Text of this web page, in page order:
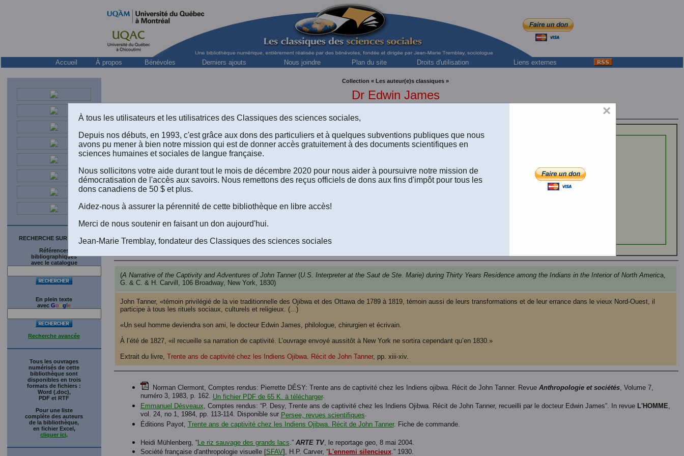
Accueil À propos Bénévoles Derniers ajouts Nous joindre Plan du site Droits d'utilisation Liens externes
RECHERCHE SUR LE SITE
Références
bibliographiques
avec le catalogue
En plein texte
avec Google
Recherche avancée
Tous les ouvrages
numérisés de cette
bibliothèque sont
disponibles en trois
formats de fichiers :
Word (.doc),
PDF et RTF
Pour une liste
complète des auteurs
de la bibliothèque,
en fichier Excel,
cliquer ici.
Collection « Les auteur(e)s classiques »
Dr Edwin James
Pierrette Désy (éditeur),Trente ans de captivité chez les Indiens Ojibwa
édition numérique réalisée conjointement par Jean-Marie Tremblay etMarcelle Bergeron, bénévoles.Livre téléchargeable !
(A Narrative of the Captivity and Adventures of John Tanner(U.S. Interpreter at the Saut de Ste. Marie) during Thirty Years Residence among the Indians in the Interior of North America,
G. & C. & H. Carvill, 106 Broadway, New York, 1830)
John Tanner, «témoin privilégié de la vie traditionnelle des Ojibwa et des Ottawa de 1789 à 1819, témoin aussi de leurs transformations et de leur errance dans le vieux Nord-Ouest, il
participe à tous les rituels sociaux, culturels et religieux. (...)
«Un seul homme deviendra son ami, le docteur Edwin James, philologue, chirurgien et écrivain.
À l’été de 1827, «il recueille sa narration de captivité. L’ouvrage envoyé aussitôt à New York ne sortira cependant qu’en 1830.»
Extrait du livre, Trente ans de captivité chez les Indiens Ojibwa. Récit de John Tanner, pp. xiii-xiv.
Norman Clermont, Comptes rendus: Pierrette DÉSY: Trente ans de captivité chez les Indiens ojibwa. Récit de John Tanner. Revue Anthropologie et sociétés, Volume 7,
numéro 3, 1983, p. 162. Un fichier PDF de 65 K. à télécharger.
Emmanuel Désveaux, Comptes rendus: “P. Desy, Trente ans de captivité chez les Indiens Ojibwa. Récit de John Tanner, recueilli par le docteur Edwin James”. In revue L'HOMME,
vol. 24, no 1, 1984, pp. 113-114. Disponible sur Persee, revues scientifiques.
Éditions Payot, Trente ans de captivité chez les Indiens Ojibwa. Récit de John Tanner. Fiche de commande.
Heidi Mühlenberg, “Le riz sauvage des grands lacs.” ARTE TV, le reportage geo, 8 mai 2004.
Société française d'anthropologie visuelle [SFAV], H.P. Carver, “L'ennemi silencieux.” 1930.
×
À tous les utilisateurs et les utilisatrices des Classiques des sciences sociales,
Depuis nos débuts, en 1993, c'est grâce aux dons des particuliers et à quelques subventions publiques que nous
avons pu mener à bien notre mission qui est de donner accès gratuitement à des documents scientifiques en
sciences humaines et sociales de langue française.
Nous sollicitons votre aide durant tout le mois de décembre 2020 pour nous aider à poursuivre notre mission de
démocratisation de l'accès aux savoirs. Nous remettons des reçus officiels de dons aux fins d'impôt pour tous les
dons canadiens de 50 $ et plus.
Aidez-nous à assurer la pérennité de cette bibliothèque en libre accès!
Merci de nous soutenir en faisant un don aujourd'hui.
Jean-Marie Tremblay, fondateur des Classiques des sciences sociales